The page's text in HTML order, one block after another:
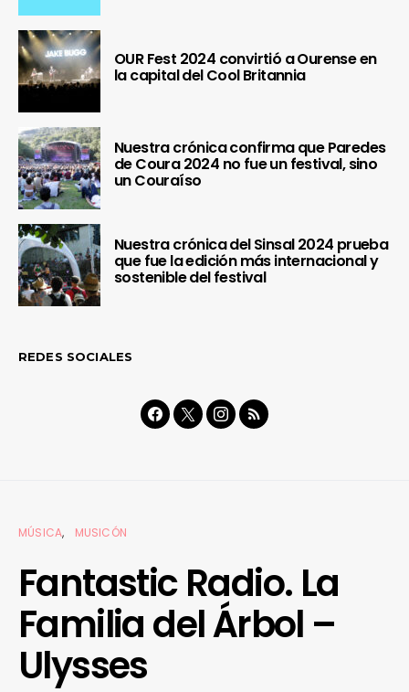
OUR Fest 2024 convirtió a Ourense en
la capital del Cool Britannia
Nuestra crónica confirma que Paredes
de Coura 2024 no fue un festival, sino
un Couraíso
Nuestra crónica del Sinsal 2024 prueba
que fue la edición más internacional y
sostenible del festival
REDES SOCIALES
MÚSICA MUSICÓN
Fantastic Radio. La
Familia del Árbol –
Ulysses